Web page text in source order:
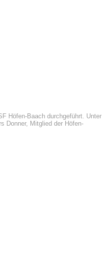
Höfen-Baach durchgeführt. Unter
Donner, Mitglied der Höfen-